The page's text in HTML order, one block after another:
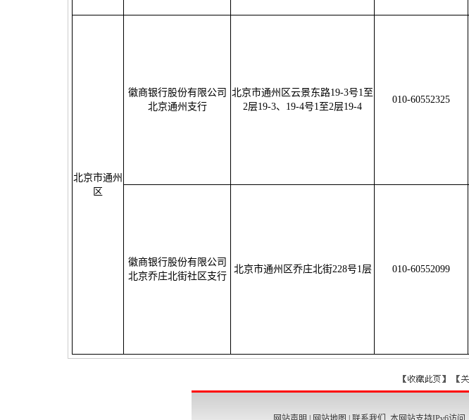
北京市通州
区
徽商银行股份有限公司
北京通州支行
北京市通州区云景东路19-3号1至
2层19-3、19-4号1至2层19-4
010-60552325
徽商银行股份有限公司
北京乔庄北街社区支行
北京市通州区乔庄北街228号1层 010-60552099